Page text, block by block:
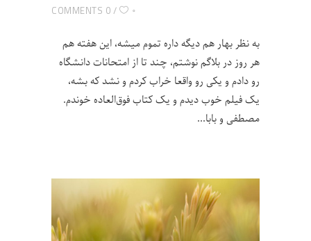
0 COMMENTS
۰
به نظر بهار هم دیگه داره تموم میشه، این هفته هم
هر روز در بلاگم نوشتم، چند تا از امتحانات دانشگاه
رو دادم و یکی رو واقعا خراب کردم و نشد که بشه،
یک فیلم خوب دیدم و یک کتاب فوق‌العاده خوندم.
مصطفی و بابا